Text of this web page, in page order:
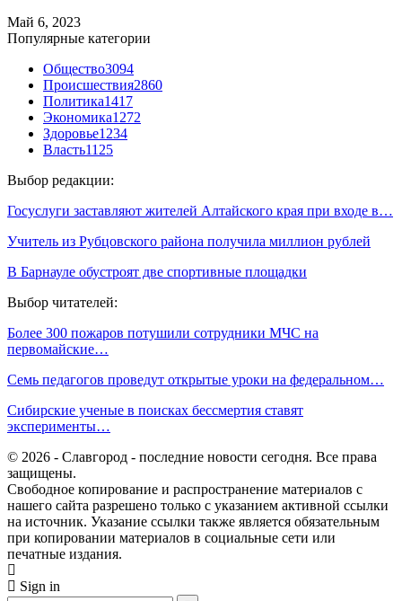
Май 6, 2023
Популярные категории
Общество3094
Происшествия2860
Политика1417
Экономика1272
Здоровье1234
Власть1125
Выбор редакции:
Госуслуги заставляют жителей Алтайского края при входе в…
Учитель из Рубцовского района получила миллион рублей
В Барнауле обустроят две спортивные площадки
Выбор читателей:
Более 300 пожаров потушили сотрудники МЧС на
первомайские…
Семь педагогов проведут открытые уроки на федеральном…
Сибирские ученые в поисках бессмертия ставят
эксперименты…
© 2026 - Славгород - последние новости сегодня. Все права
защищены.
Свободное копирование и распространение материалов с
нашего сайта разрешено только с указанием активной ссылки
на источник. Указание ссылки также является обязательным
при копировании материалов в социальные сети или
печатные издания.
Sign in